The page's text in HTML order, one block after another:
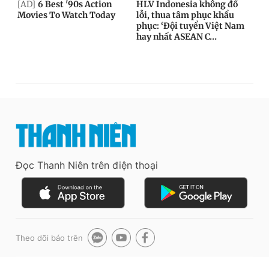
Đọc Thanh Niên trên điện thoại
Theo dõi báo trên